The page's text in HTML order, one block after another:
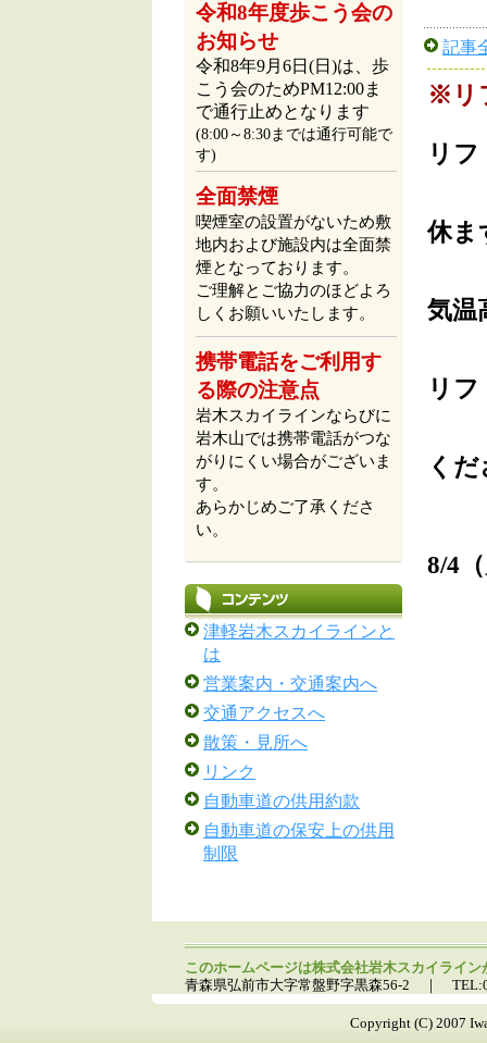
令和8年度歩こう会の
お知らせ
令和8年9月6日(日)は、歩
こう会のためPM12:00ま
で通行止めとなります
(8:00～8:30までは通行可能で
す)
全面禁煙
喫煙室の設置がないため敷
地内および施設内は全面禁
煙となっております。
ご理解とご協力のほどよろ
しくお願いいたします。
携帯電話をご利用す
る際の注意点
岩木スカイラインならびに
岩木山では携帯電話がつな
がりにくい場合がございま
す。
あらかじめご了承くださ
い。
津軽岩木スカイラインと
は
営業案内・交通案内へ
交通アクセスへ
散策・見所へ
リンク
自動車道の供用約款
自動車道の保安上の供用
制限
記事
このホームページは株式会社岩木スカイライ
青森県弘前市大字常盤野字黒森56-2 ｜
Copyright (C) 2007